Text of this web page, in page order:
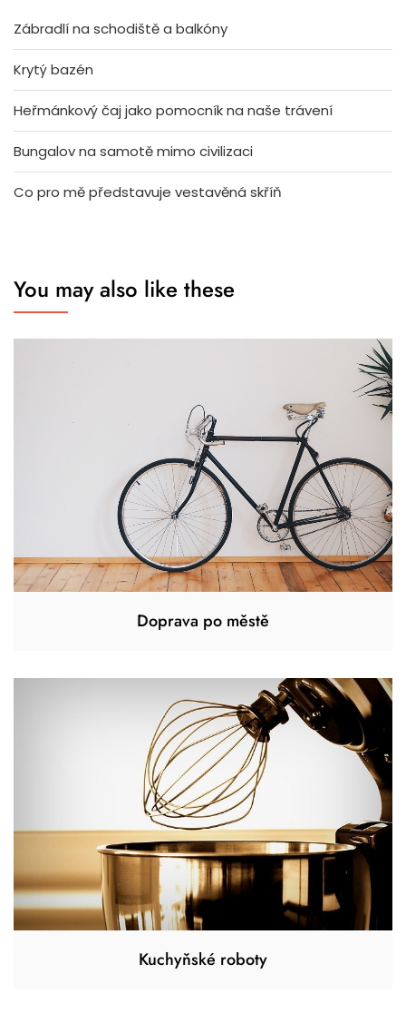
Zábradlí na schodiště a balkóny
Krytý bazén
Heřmánkový čaj jako pomocník na naše trávení
Bungalov na samotě mimo civilizaci
Co pro mě představuje vestavěná skříň
You may also like these
Doprava po městě
Kuchyňské roboty